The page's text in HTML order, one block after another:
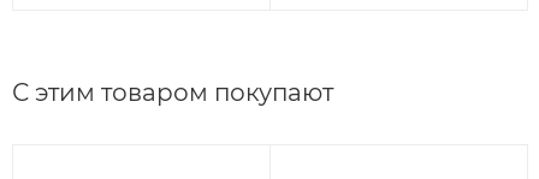
С этим товаром покупают